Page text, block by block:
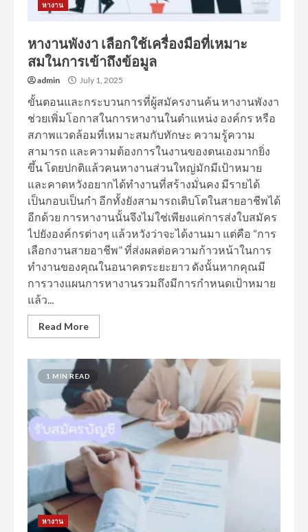
หางาน
หางานพังงา เลือกใช้เครื่องมือที่เหมาะ
สมในการเข้าถึงข้อมูล
admin July 1, 2025
ขั้นตอนและกระบวนการที่ผู้สมัครงานค้น หางานพังงา
ช่วยเพิ่มโอกาสในการหางานในตำแหน่ง องค์กร หรือ
สภาพแวดล้อมที่เหมาะสมกับทักษะ ความรู้ความ
สามารถ และความต้องการในงานของตนเองมากยิ่ง
ขึ้น โดยปกติแล้วคนหางานส่วนใหญ่มักมีเป้าหมาย
และคาดหวังอยากได้ทำงานที่สร้างมั่นคง มีรายได้
เป็นกอบเป็นกำ อีกทั้งยังสามารถเติบโตในสายอาชีพได้
อีกด้วย การหางานนั้นจึงไม่ใช่เพียงแค่การส่งใบสมัคร
ไปยังองค์กรต่างๆ แล้วหวังว่าจะได้งานมา แต่คือ “การ
เลือกงานสายอาชีพ” ที่ส่งผลต่อความก้าวหน้าในการ
ทำงานของคุณในอนาคตระยะยาว ดังนั้นหากคุณมี
การวางแผนการหางานรวมถึงมีการกำหนดเป้าหมาย
แล้ว...
Read More
1 MIN READ
หางาน